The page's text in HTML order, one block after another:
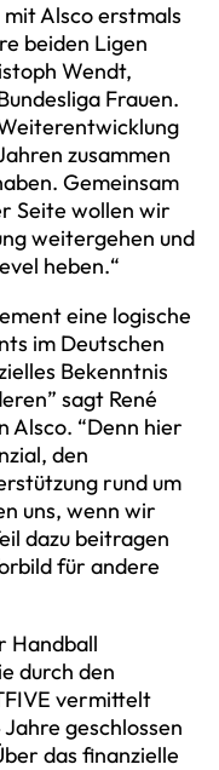
Alsco erstmals
beiden Ligen
Wendt,
Frauen.
zusammen
Gemeinsam
Seite wollen wir
weitergehen und
heben.“
eine logische
im Deutschen
Bekenntnis
sagt René
Alsco. “Denn hier
den
rund um
uns, wenn wir
dazu beitragen
für andere
Handball
durch den
vermittelt
geschlossen
das finanzielle